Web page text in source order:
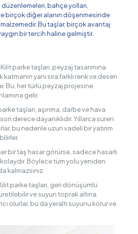
bahçe yolları,
birçok diğer alanın döşenmesinde
Bu taşlar, birçok avantaj
bir tercih haline gelmiştir.
Kilit parke taşları, peyzaj tasarımına
yanı sıra farklı renk ve desen
Bu, her türlü peyzaj projesine
gelir.
taşları, aşınma, darbe ve hava
derece dayanıklıdır. Yıllarca süren
bu nedenle uzun vadeli bir yatırım
bir taş hasar görürse, sadece hasarlı
Böylece tüm yolu yeniden
kalmazsınız.
parke taşları, geri dönüşümlü
ve suyun toprak altına
olurlar, bu da yeraltı suyunu korur ve